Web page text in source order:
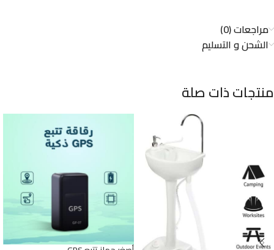
مراجعات (0)
الشحن و التسليم
منتجات ذات صلة